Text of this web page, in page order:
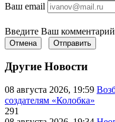
Ваш email
Введите Ваш комментарий
Отмена Отправить
Другие Новости
08 августа 2026, 19:59
создателям «Колобка»
291